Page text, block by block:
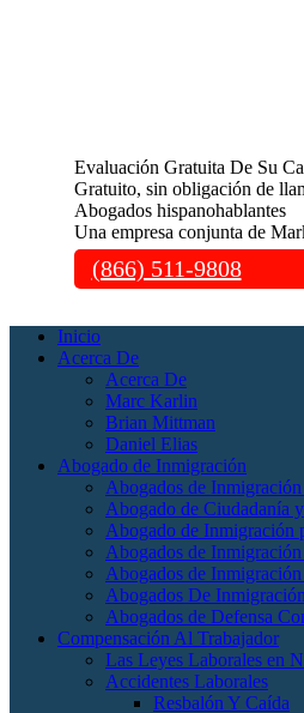
Evaluación Gratuita De Su
Gratuito, sin obligación de
Abogados hispanohablantes
Una empresa conjunta de
(866) 511-9808
Inicio
Acerca De
Acerca De
Marc Karlin
Brian Mittman
Daniel Elias
Abogado de Inmigración
Abogados de
Abogado de Ciudadanía
Abogado de Inmigración
Abogados de
Abogados de
Abogados De
Abogados de Defensa
Compensación Al Trabajador
Las Leyes Laborales en
Accidentes Laborales
Resbalón Y Caída